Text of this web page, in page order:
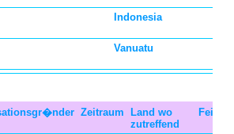
Indonesia
Vanuatu
Zeitraum
Land wo
zutreffend